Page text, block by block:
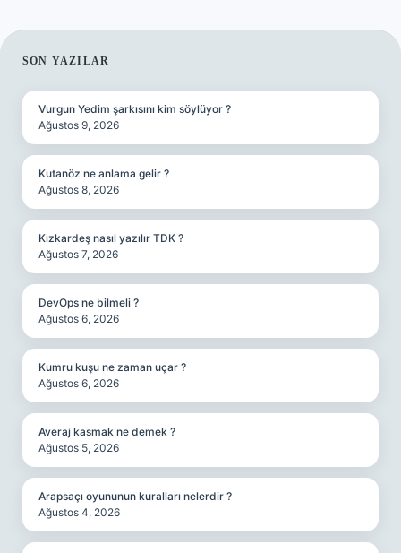
SIDEBAR
SON YAZILAR
Vurgun Yedim şarkısını kim söylüyor ?
Ağustos 9, 2026
Kutanöz ne anlama gelir ?
Ağustos 8, 2026
Kızkardeş nasıl yazılır TDK ?
Ağustos 7, 2026
DevOps ne bilmeli ?
Ağustos 6, 2026
Kumru kuşu ne zaman uçar ?
Ağustos 6, 2026
Averaj kasmak ne demek ?
Ağustos 5, 2026
Arapsaçı oyununun kuralları nelerdir ?
Ağustos 4, 2026